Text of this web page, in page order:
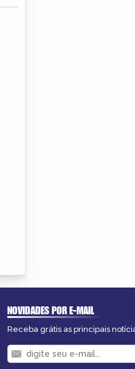
NOVIDADES POR E-MAIL
Receba grátis as principais